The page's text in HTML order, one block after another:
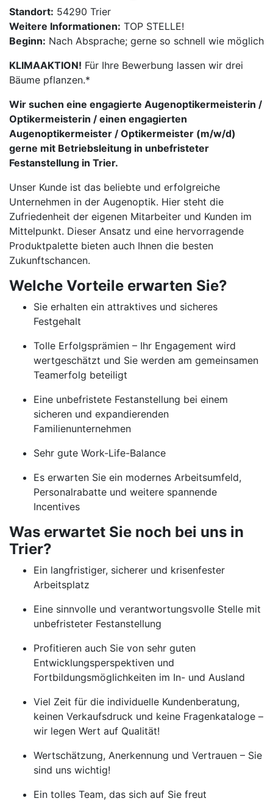
Standort: 54290 Trier
Weitere Informationen: TOP STELLE!
Beginn: Nach Absprache; gerne so schnell wie möglich
KLIMAAKTION! Für Ihre Bewerbung lassen wir drei
Bäume pflanzen.*
Wir suchen eine engagierte Augenoptikermeisterin /
Optikermeisterin / einen engagierten
Augenoptikermeister / Optikermeister (m/w/d)
gerne mit Betriebsleitung in unbefristeter
Festanstellung in Trier.
Unser Kunde ist das beliebte und erfolgreiche
Unternehmen in der Augenoptik. Hier steht die
Zufriedenheit der eigenen Mitarbeiter und Kunden im
Mittelpunkt. Dieser Ansatz und eine hervorragende
Produktpalette bieten auch Ihnen die besten
Zukunftschancen.
Welche Vorteile erwarten Sie?
Sie erhalten ein attraktives und sicheres
Festgehalt
Tolle Erfolgsprämien – Ihr Engagement wird
wertgeschätzt und Sie werden am gemeinsamen
Teamerfolg beteiligt
Eine unbefristete Festanstellung bei einem
sicheren und expandierenden
Familienunternehmen
Sehr gute Work-Life-Balance
Es erwarten Sie ein modernes Arbeitsumfeld,
Personalrabatte und weitere spannende
Incentives
Was erwartet Sie noch bei uns in
Trier?
Ein langfristiger, sicherer und krisenfester
Arbeitsplatz
Eine sinnvolle und verantwortungsvolle Stelle mit
unbefristeter Festanstellung
Profitieren auch Sie von sehr guten
Entwicklungsperspektiven und
Fortbildungsmöglichkeiten im In- und Ausland
Viel Zeit für die individuelle Kundenberatung,
keinen Verkaufsdruck und keine Fragenkataloge –
wir legen Wert auf Qualität!
Wertschätzung, Anerkennung und Vertrauen – Sie
sind uns wichtig!
Ein tolles Team, das sich auf Sie freut